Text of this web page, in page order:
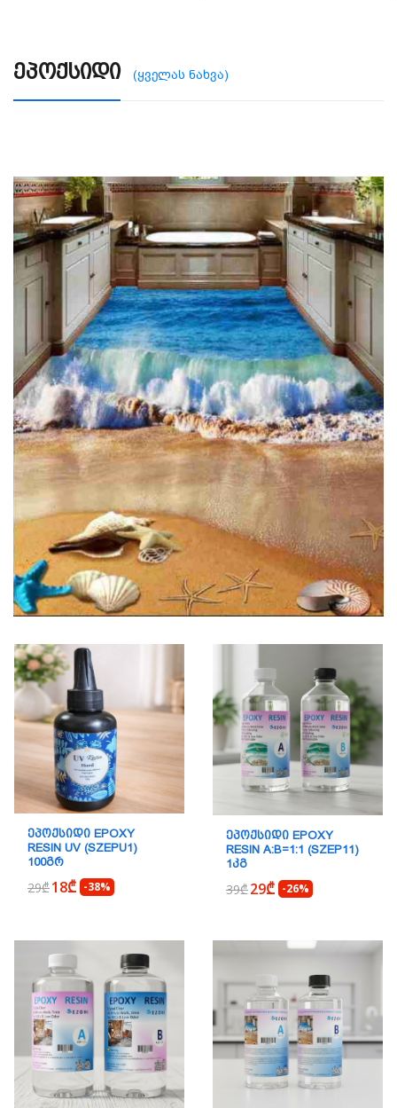
Ეპოქსიდი (ყველას ნახვა)
ᲔᲞᲝᲥᲡᲘᲓᲘ EPOXY
RESIN UV (SZEPU1)
100ᲒᲠ
29₾18₾ -38%
ᲔᲞᲝᲥᲡᲘᲓᲘ EPOXY
RESIN A:B=1:1 (SZEP11)
1ᲙᲒ
39₾29₾ -26%